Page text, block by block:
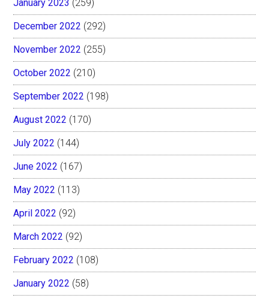
January 2023 (259)
December 2022 (292)
November 2022 (255)
October 2022 (210)
September 2022 (198)
August 2022 (170)
July 2022 (144)
June 2022 (167)
May 2022 (113)
April 2022 (92)
March 2022 (92)
February 2022 (108)
January 2022 (58)